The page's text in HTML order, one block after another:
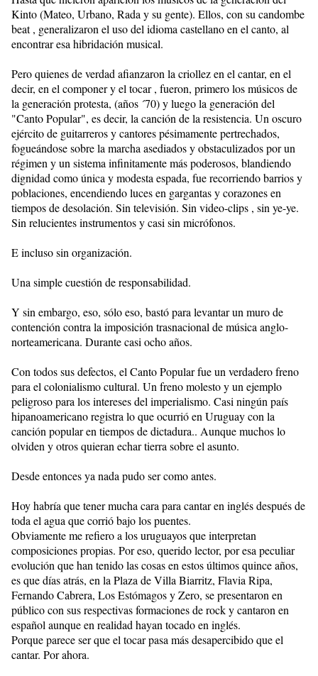
Kinto (Mateo, Urbano, Rada y su gente). Ellos, con su candombe
beat , generalizaron el uso del idioma castellano en el canto, al
encontrar esa hibridación musical.
Pero quienes de verdad afianzaron la criollez en el cantar, en el
decir, en el componer y el tocar , fueron, primero los músicos de
la generación protesta, (años ´70) y luego la generación del
"Canto Popular", es decir, la canción de la resistencia. Un oscuro
ejército de guitarreros y cantores pésimamente pertrechados,
fogueándose sobre la marcha asediados y obstaculizados por un
régimen y un sistema infinitamente más poderosos, blandiendo
dignidad como única y modesta espada, fue recorriendo barrios y
poblaciones, encendiendo luces en gargantas y corazones en
tiempos de desolación. Sin televisión. Sin video-clips , sin ye-ye.
Sin relucientes instrumentos y casi sin micrófonos.
E incluso sin organización.
Una simple cuestión de responsabilidad.
Y sin embargo, eso, sólo eso, bastó para levantar un muro de
contención contra la imposición trasnacional de música anglo-
norteamericana. Durante casi ocho años.
Con todos sus defectos, el Canto Popular fue un verdadero freno
para el colonialismo cultural. Un freno molesto y un ejemplo
peligroso para los intereses del imperialismo. Casi ningún país
hipanoamericano registra lo que ocurrió en Uruguay con la
canción popular en tiempos de dictadura.. Aunque muchos lo
olviden y otros quieran echar tierra sobre el asunto.
Desde entonces ya nada pudo ser como antes.
Hoy habría que tener mucha cara para cantar en inglés después de
toda el agua que corrió bajo los puentes.
Obviamente me refiero a los uruguayos que interpretan
composiciones propias. Por eso, querido lector, por esa peculiar
evolución que han tenido las cosas en estos últimos quince años,
es que días atrás, en la Plaza de Villa Biarritz, Flavia Ripa,
Fernando Cabrera, Los Estómagos y Zero, se presentaron en
público con sus respectivas formaciones de rock y cantaron en
español aunque en realidad hayan tocado en inglés.
Porque parece ser que el tocar pasa más desapercibido que el
cantar. Por ahora.